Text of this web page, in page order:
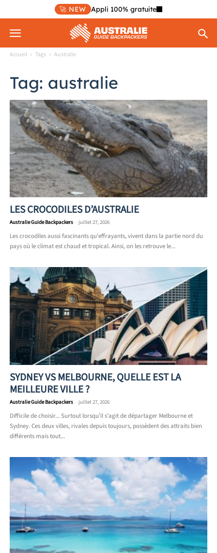
🚀 NEW Appli 100% gratuite
Accueil Tags Australie
Tag: australie
LES CROCODILES D’AUSTRALIE
Australie Guide Backpackers - juillet 27, 2026
Les crocodiles aussi fascinants qu'effrayants, vivent dans la partie nord du
pays où le climat est chaud et tropical. Ainsi, on les retrouve le...
SYDNEY VS MELBOURNE, QUELLE EST LA
MEILLEURE VILLE ?
Australie Guide Backpackers - juillet 27, 2026
Difficile de choisir... Surtout lorsqu'il s'agit de départager Melbourne et
Sydney. Ces deux villes, rivales depuis toujours, possèdent des attraits bien
différents mais tout...